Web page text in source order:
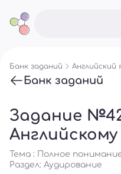
Банк заданий Английский
Банк заданий
Задание
Английскому
Тема : Полное
Раздел: Аудирование